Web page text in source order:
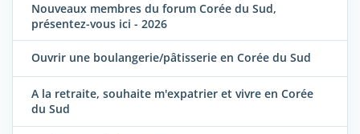
Nouveaux membres du forum Corée du Sud,
présentez-vous ici - 2026
Ouvrir une boulangerie/pâtisserie en Corée du Sud
A la retraite, souhaite m'expatrier et vivre en Corée
du Sud